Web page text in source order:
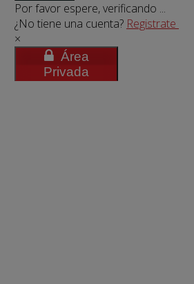
Por favor espere, verificando ...
¿No tiene una cuenta? Registrate
×
Área
Privada